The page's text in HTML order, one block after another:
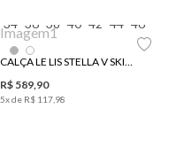
34 36 38 40 42 44 46
CALÇA LE LIS STELLA V SKINNY FEMININA
R$ 589,90
5x de R$ 117 98